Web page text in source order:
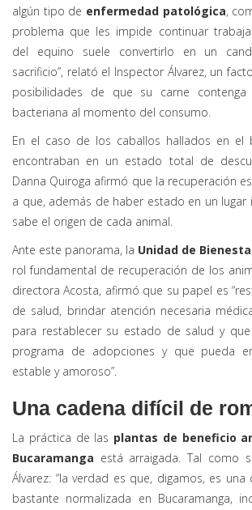
algún tipo de enfermedad patológica,
problema que les impide continuar
del equino suele convertirlo en un
sacrificio”, relató el Inspector Álvarez, un
posibilidades de que su carne contenga
bacteriana al momento del consumo.
En el caso de los caballos hallados en el
encontraban en un estado total de
Danna Quiroga afirmó que la recuperación
a que, además de haber estado en un
sabe el origen de cada animal.
Ante este panorama, la Unidad de
rol fundamental de recuperación de los
directora Acosta, afirmó que su papel es
de salud, brindar atención necesaria
para restablecer su estado de salud y
programa de adopciones y que pueda
estable y amoroso”.
Una cadena difícil de
La práctica de las plantas de beneficio
Bucaramanga está arraigada. Tal como
Álvarez: “la verdad es que, digamos, es
bastante normalizada en Bucaramanga,